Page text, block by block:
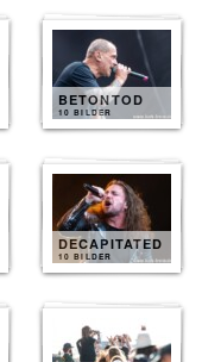
BETONTOD
10 BILDER
DECAPITATED
10 BILDER